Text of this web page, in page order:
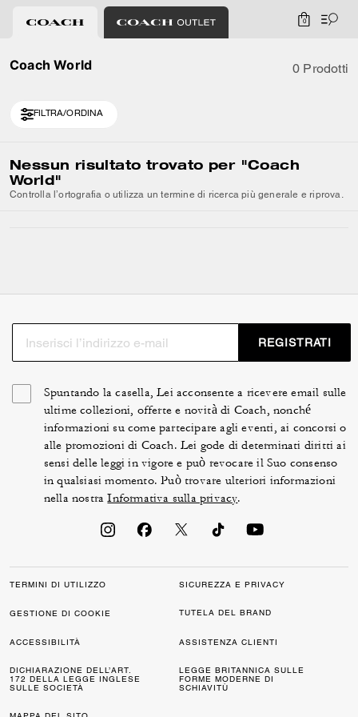
0
Coach World 0 Prodotti
FILTRA/ORDINA
Nessun risultato trovato per "Coach
World"
Controlla l’ortografia o utilizza un termine di ricerca più generale e riprova.
REGISTRATI
Spuntando la casella, Lei acconsente a ricevere email sulle
ultime collezioni, offerte e novità di Coach, nonché
informazioni su come partecipare agli eventi, ai concorsi o
alle promozioni di Coach. Lei gode di determinati diritti ai
sensi delle leggi in vigore e può revocare il Suo consenso
in qualsiasi momento. Può trovare ulteriori informazioni
nella nostraInformativa sulla privacy.
TERMINI DI UTILIZZO SICUREZZA E PRIVACY
GESTIONE DI COOKIE TUTELA DEL BRAND
ACCESSIBILITÀ ASSISTENZA CLIENTI
DICHIARAZIONE DELL’ART.
172 DELLA LEGGE INGLESE
SULLE SOCIETÀ
LEGGE BRITANNICA SULLE
FORME MODERNE DI
SCHIAVITÙ